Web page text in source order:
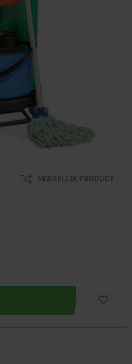
VERGELIJK PRODUCT